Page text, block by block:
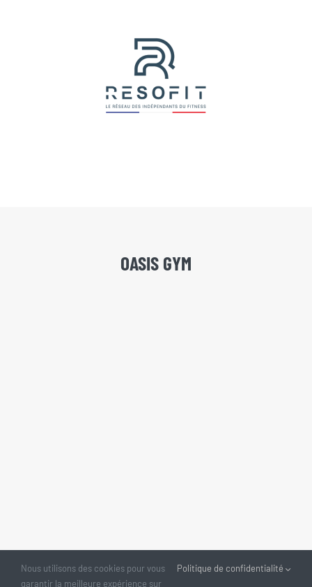
OASIS GYM
Nous utilisons des cookies pour vous
garantir la meilleure expérience sur
Politique de confidentialité